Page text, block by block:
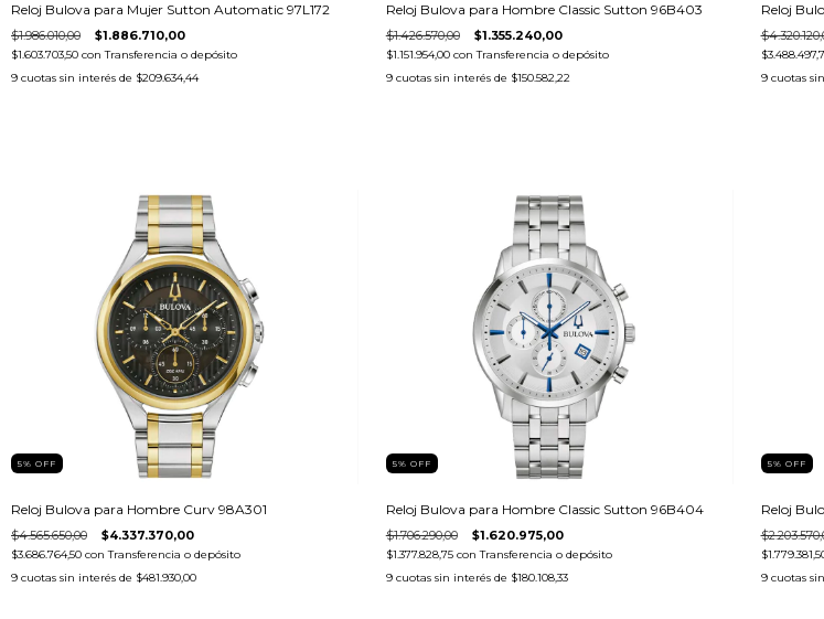
Reloj Bulova para Mujer Sutton Automatic 97L172
$1.986.010,00 $1.886.710,00
$1.603.703,50 con Transferencia o depósito
9 cuotas sin interés de $209.634,44
Reloj Bulova para Hombre Classic Sutton 96B403
$1.426.570,00 $1.355.240,00
$1.151.954,00 con Transferencia o depósito
9 cuotas sin interés de $150.582,22
Reloj
9 cuotas
5% OFF
Reloj Bulova para Hombre Curv 98A301
$4.565.650,00 $4.337.370,00
$3.686.764,50 con Transferencia o depósito
9 cuotas sin interés de $481.930,00
5% OFF
Reloj Bulova para Hombre Classic Sutton 96B404
$1.706.290,00 $1.620.975,00
$1.377.828,75 con Transferencia o depósito
9 cuotas sin interés de $180.108,33
5% OFF
Reloj
9 cuotas